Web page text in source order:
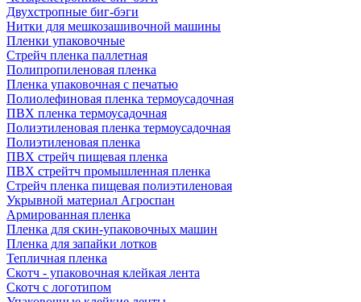
Двухстропные биг-бэги
Нитки для мешкозашивочной машины
Пленки упаковочные
Стрейч пленка паллетная
Полипропиленовая пленка
Пленка упаковочная с печатью
Полиолефиновая пленка термоусадочная
ПВХ пленка термоусадочная
Полиэтиленовая пленка термоусадочная
Полиэтиленовая пленка
ПВХ стрейч пищевая пленка
ПВХ стрейтч промышленная пленка
Стрейч пленка пищевая полиэтиленовая
Укрывной материал Агроспан
Армированная пленка
Пленка для скин-упаковочных машин
Пленка для запайки лотков
Тепличная пленка
Скотч - упаковочная клейкая лента
Скотч с логотипом